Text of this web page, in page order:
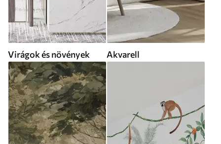
Virágok és növények Akvarell